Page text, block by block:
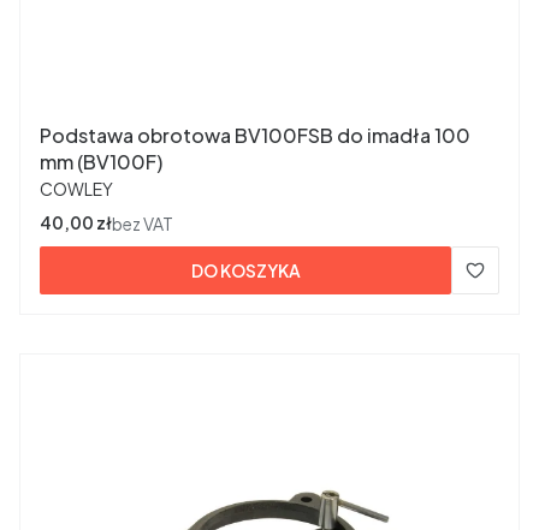
Podstawa obrotowa BV100FSB do imadła 100
mm (BV100F)
PRODUCENT
COWLEY
Cena
40,00 złbez VAT
DO KOSZYKA